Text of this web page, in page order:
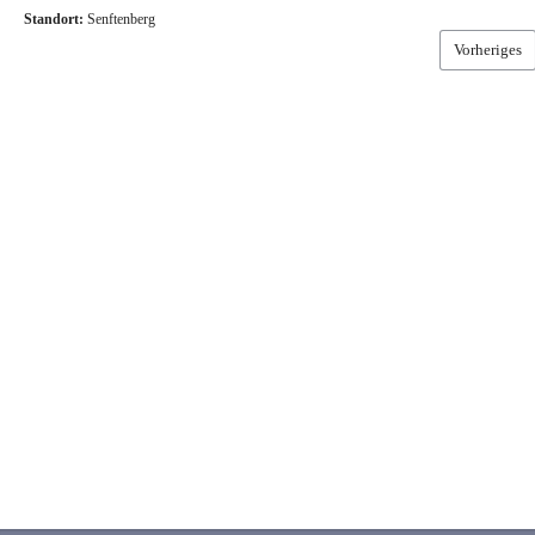
Standort: Senftenberg
Vorheriges